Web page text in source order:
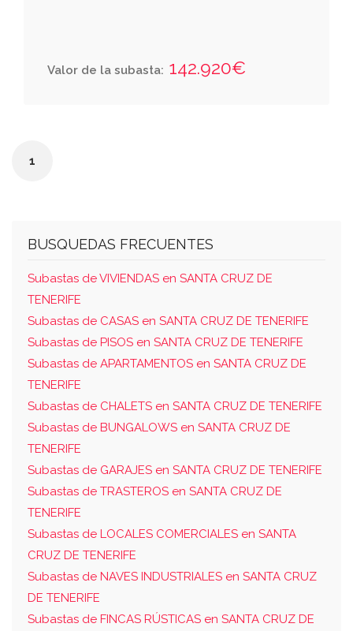
Valor de la subasta: 142.920€
1
BUSQUEDAS FRECUENTES
Subastas de VIVIENDAS en SANTA CRUZ DE
TENERIFE
Subastas de CASAS en SANTA CRUZ DE TENERIFE
Subastas de PISOS en SANTA CRUZ DE TENERIFE
Subastas de APARTAMENTOS en SANTA CRUZ DE
TENERIFE
Subastas de CHALETS en SANTA CRUZ DE TENERIFE
Subastas de BUNGALOWS en SANTA CRUZ DE
TENERIFE
Subastas de GARAJES en SANTA CRUZ DE TENERIFE
Subastas de TRASTEROS en SANTA CRUZ DE
TENERIFE
Subastas de LOCALES COMERCIALES en SANTA
CRUZ DE TENERIFE
Subastas de NAVES INDUSTRIALES en SANTA CRUZ
DE TENERIFE
Subastas de FINCAS RÚSTICAS en SANTA CRUZ DE